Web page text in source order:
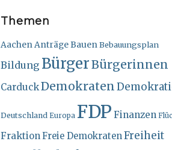
Themen
AachenAnträgeBauenBebauungsplan
Bildung BürgerBürgerinnen
CarduckDemokraten
Deutschland Europa FDP Finanzen
FraktionFreie DemokratenFreiheit